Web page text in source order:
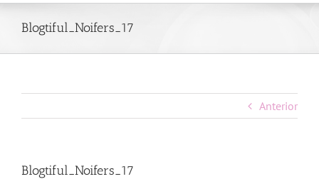
Blogtiful_Noifers_17
Anterior
Blogtiful_Noifers_17